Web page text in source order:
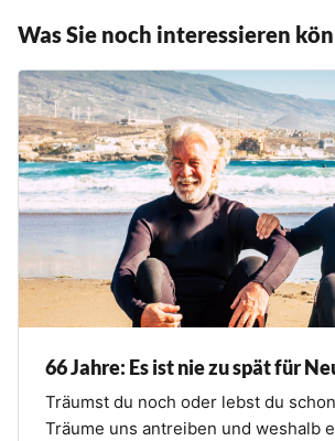
Was Sie noch interessieren
66 Jahre: Es ist nie zu spät für
Träumst du noch oder lebst du
Träume uns antreiben und weshalb